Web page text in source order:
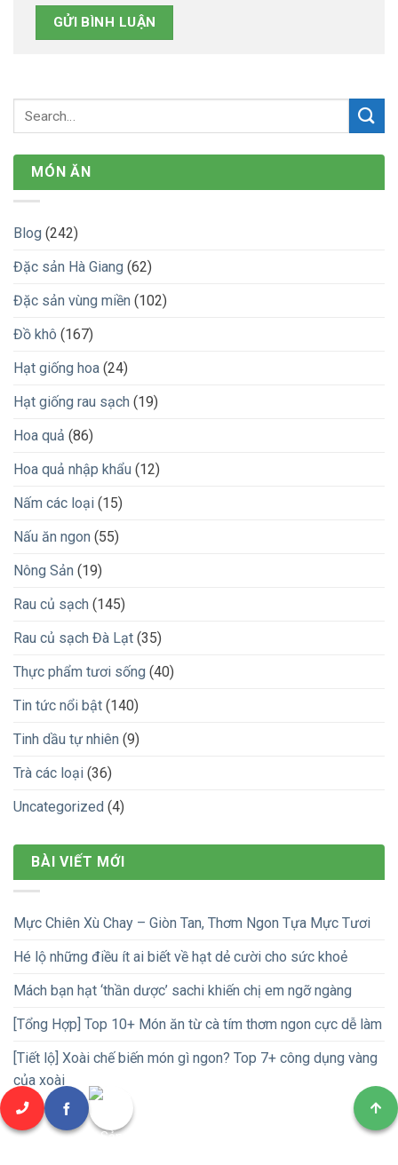
MÓN ĂN
Blog (242)
Đặc sản Hà Giang (62)
Đặc sản vùng miền (102)
Đồ khô (167)
Hạt giống hoa (24)
Hạt giống rau sạch (19)
Hoa quả (86)
Hoa quả nhập khẩu (12)
Nấm các loại (15)
Nấu ăn ngon (55)
Nông Sản (19)
Rau củ sạch (145)
Rau củ sạch Đà Lạt (35)
Thực phẩm tươi sống (40)
Tin tức nổi bật (140)
Tinh dầu tự nhiên (9)
Trà các loại (36)
Uncategorized (4)
BÀI VIẾT MỚI
Mực Chiên Xù Chay – Giòn Tan, Thơm Ngon Tựa Mực Tươi
Hé lộ những điều ít ai biết về hạt dẻ cười cho sức khoẻ
Mách bạn hạt ‘thần dược’ sachi khiến chị em ngỡ ngàng
[Tổng Hợp] Top 10+ Món ăn từ cà tím thơm ngon cực dễ làm
[Tiết lộ] Xoài chế biến món gì ngon? Top 7+ công dụng vàng
của xoài